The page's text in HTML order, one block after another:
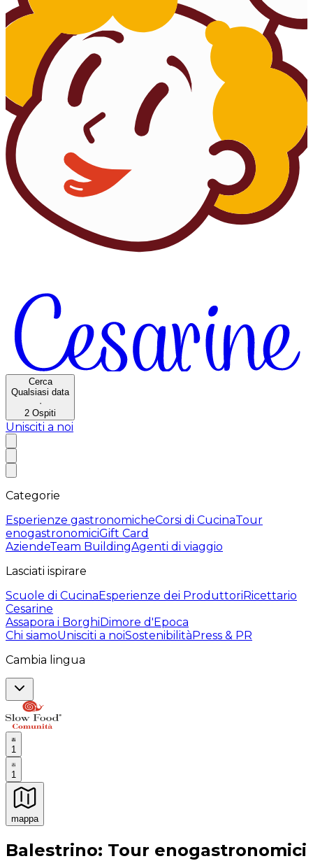
Cerca
Qualsiasi data
·
2 Ospiti
Unisciti a noi
Categorie
Esperienze gastronomicheCorsi di CucinaTour
enogastronomiciGift Card
AziendeTeam BuildingAgenti di viaggio
Lasciati ispirare
Scuole di CucinaEsperienze dei ProduttoriRicettario
Cesarine
Assapora i BorghiDimore d'Epoca
Chi siamoUnisciti a noiSostenibilitàPress & PR
Cambia lingua
1
1
mappa
Esperienze culinarie indimenticabili: Esperienze
Balestrino: Tour enogastronomici